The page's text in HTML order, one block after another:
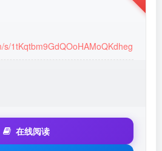
1tKqtbm9GdQOoHAMoQKdheg
在线阅读